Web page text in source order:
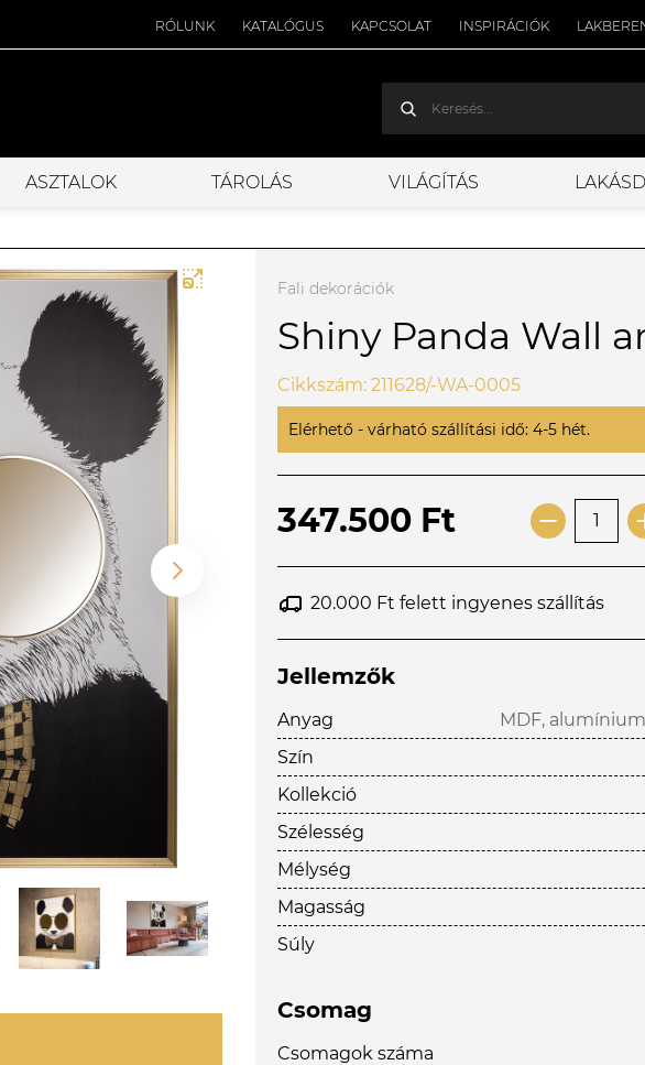
RÓLUNK KATALÓGUS KAPCSOLAT INSPIRÁCIÓK
ASZTALOK TÁROLÁS VILÁGÍTÁS
Fali dekorációk
Shiny Panda Wall
Cikkszám: 211628/-WA-0005
Elérhető - várható szállítási idő: 4-5 hét.
347.500 Ft
20.000 Ft felett ingyenes szállítás
Jellemzők
Anyag
MDF,
Szín
Kollekció
Szélesség
Mélység
Magasság
Súly
Csomag
Csomagok száma